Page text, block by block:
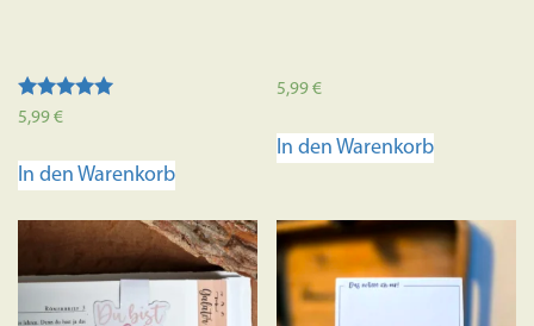
Bewertet mit
5.00
5,99€
In den Warenkorb
5,99€
In den Warenkorb